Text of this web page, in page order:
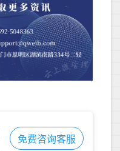
免费咨询客服